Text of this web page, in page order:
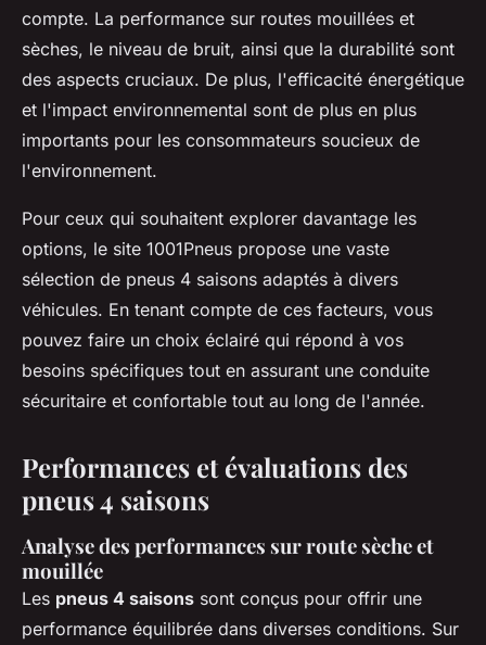
compte. La performance sur routes mouillées et
sèches, le niveau de bruit, ainsi que la durabilité sont
des aspects cruciaux. De plus, l'efficacité énergétique
et l'impact environnemental sont de plus en plus
importants pour les consommateurs soucieux de
l'environnement.
Pour ceux qui souhaitent explorer davantage les
options, le site 1001Pneus propose une vaste
sélection de pneus 4 saisons adaptés à divers
véhicules. En tenant compte de ces facteurs, vous
pouvez faire un choix éclairé qui répond à vos
besoins spécifiques tout en assurant une conduite
sécuritaire et confortable tout au long de l'année.
Performances et évaluations des
pneus 4 saisons
Analyse des performances sur route sèche et
mouillée
Les pneus 4 saisons sont conçus pour offrir une
performance équilibrée dans diverses conditions. Sur